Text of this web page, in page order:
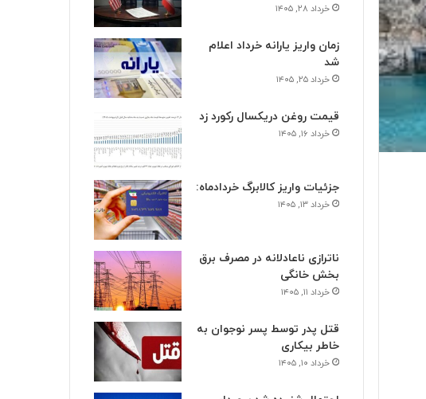
خرداد ۲۸, ۱۴۰۵
زمان واریز یارانه خرداد اعلام
شد
خرداد ۲۵, ۱۴۰۵
قیمت روغن دریکسال رکورد زد
خرداد ۱۶, ۱۴۰۵
جزئیات واریز کالابرگ خردادماه:
خرداد ۱۳, ۱۴۰۵
ناترازی ناعادلانه در مصرف برق
بخش خانگی
خرداد ۱۱, ۱۴۰۵
قتل پدر توسط پسر نوجوان به
خاطر بیکاری
خرداد ۱۰, ۱۴۰۵